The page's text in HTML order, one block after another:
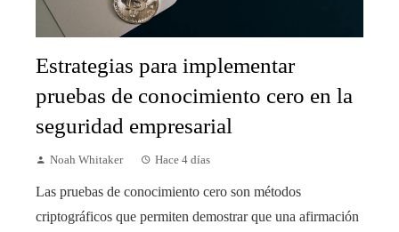
Estrategias para implementar
pruebas de conocimiento cero en la
seguridad empresarial
Noah Whitaker Hace 4 días
Las pruebas de conocimiento cero son métodos
criptográficos que permiten demostrar que una afirmación